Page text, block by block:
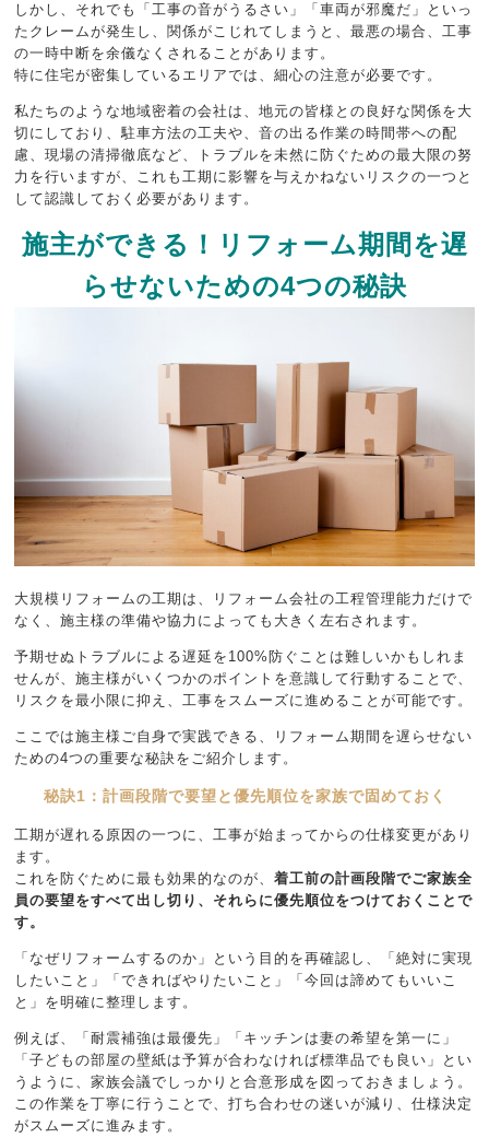
しかし、それでも「工事の音がうるさい」「車両が邪魔だ」といっ
たクレームが発生し、関係がこじれてしまうと、最悪の場合、工事
の一時中断を余儀なくされることがあります。
特に住宅が密集しているエリアでは、細心の注意が必要です。
私たちのような地域密着の会社は、地元の皆様との良好な関係を大
切にしており、駐車方法の工夫や、音の出る作業の時間帯への配
慮、現場の清掃徹底など、トラブルを未然に防ぐための最大限の努
力を行いますが、これも工期に影響を与えかねないリスクの一つと
して認識しておく必要があります。
施主ができる！リフォーム期間を遅
らせないための4つの秘訣
大規模リフォームの工期は、リフォーム会社の工程管理能力だけで
なく、施主様の準備や協力によっても大きく左右されます。
予期せぬトラブルによる遅延を100%防ぐことは難しいかもしれま
せんが、施主様がいくつかのポイントを意識して行動することで、
リスクを最小限に抑え、工事をスムーズに進めることが可能です。
ここでは施主様ご自身で実践できる、リフォーム期間を遅らせない
ための4つの重要な秘訣をご紹介します。
秘訣1：計画段階で要望と優先順位を家族で固めておく
工期が遅れる原因の一つに、工事が始まってからの仕様変更があり
ます。
これを防ぐために最も効果的なのが、 着工前の計画段階でご家族全
員の要望をすべて出し切り、それらに優先順位をつけておくことで
す。
「なぜリフォームするのか」という目的を再確認し、「絶対に実現
したいこと」「できればやりたいこと」「今回は諦めてもいいこ
と」を明確に整理します。
例えば、「耐震補強は最優先」「キッチンは妻の希望を第一に」
「子どもの部屋の壁紙は予算が合わなければ標準品でも良い」とい
うように、家族会議でしっかりと合意形成を図っておきましょう。
この作業を丁寧に行うことで、打ち合わせの迷いが減り、仕様決定
がスムーズに進みます。